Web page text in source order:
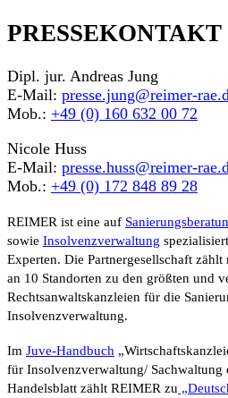
PRESSEKONTAKT
Dipl. jur. Andreas Jung
E-Mail: presse.jung@reimer-
Mob.: +49 (0) 160 632 00 72
Nicole Huss
E-Mail: presse.huss@reimer-
Mob.: +49 (0) 172 848 89 28
REIMER ist eine auf
sowie Insolvenzverwaltung
Experten. Die Partnergesellschaft
an 10 Standorten zu den größten und
Rechtsanwaltskanzleien für die
Insolvenzverwaltung.
Im Juve-Handbuch
für Insolvenzverwaltung/ Sachwaltung
Handelsblatt zählt REIMER zu